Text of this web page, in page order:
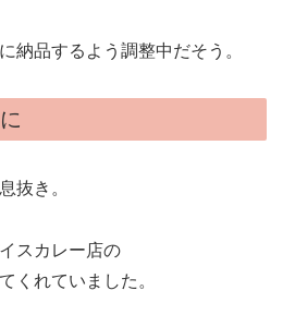
納品するよう調整中だそう。
抜き。
スカレー店の
くれていました。